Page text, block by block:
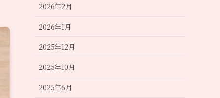
2026年2月
2026年1月
2025年12月
2025年10月
2025年6月